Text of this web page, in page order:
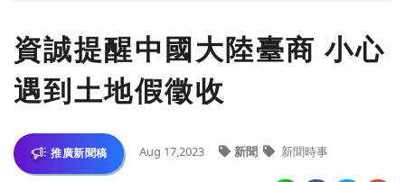
資誠提醒中國大陸臺商 小心
遇到土地假徵收
推廣新聞稿 Aug 17,2023 新聞 新聞時事